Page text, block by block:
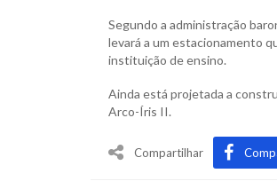
Segundo a administração
levará a um estacionamento
instituição de ensino.
Ainda está projetada a
Arco-Íris II.
Compartilhar